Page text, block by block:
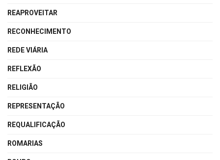
REAPROVEITAR
RECONHECIMENTO
REDE VIÁRIA
REFLEXÃO
RELIGIÃO
REPRESENTAÇÃO
REQUALIFICAÇÃO
ROMARIAS